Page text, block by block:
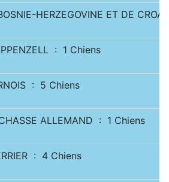
HERZEGOVINE ET DE
: 1 Chiens
: 5 Chiens
ALLEMAND : 1 Chiens
: 4 Chiens